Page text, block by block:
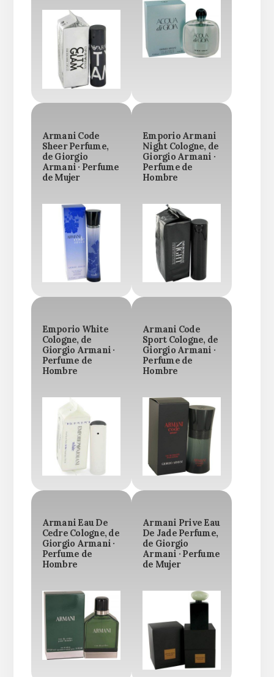
Armani Code
Sheer Perfume,
de Giorgio
Armani · Perfume
de Mujer
Emporio Armani
Night Cologne, de
Giorgio Armani ·
Perfume de
Hombre
Emporio White
Cologne, de
Giorgio Armani ·
Perfume de
Hombre
Armani Code
Sport Cologne, de
Giorgio Armani ·
Perfume de
Hombre
Armani Eau De
Cedre Cologne, de
Giorgio Armani ·
Perfume de
Hombre
Armani Prive Eau
De Jade Perfume,
de Giorgio
Armani · Perfume
de Mujer